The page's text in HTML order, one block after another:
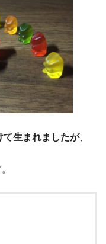
て生まれましたが、